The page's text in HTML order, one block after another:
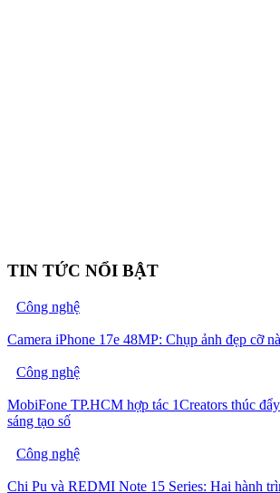
TIN TỨC NỔI BẬT
Công nghệ
Camera iPhone 17e 48MP: Chụp ảnh đẹp cỡ
Công nghệ
MobiFone TP.HCM hợp tác 1Creators thúc
sáng tạo số
Công nghệ
Chi Pu và REDMI Note 15 Series: Hai hành